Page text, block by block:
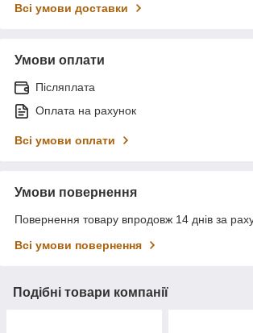
Всі умови доставки
Умови оплати
Післяплата
Оплата на рахунок
Всі умови оплати
Умови повернення
Повернення товару впродовж 14 днів за
Всі умови повернення
Подібні товари компанії